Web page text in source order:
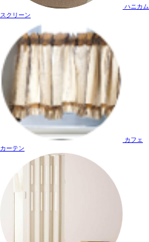
ハニカム
スクリーン
カフェ
カーテン